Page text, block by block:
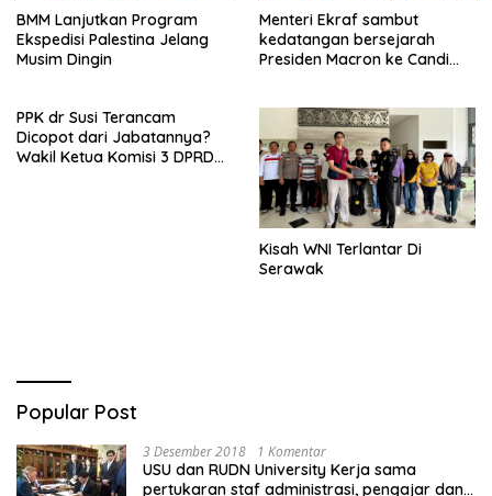
BMM Lanjutkan Program
Ekspedisi Palestina Jelang
Musim Dingin
Menteri Ekraf sambut
kedatangan bersejarah
Presiden Macron ke Candi
PPK dr Susi Terancam
Dicopot dari Jabatannya?
Wakil Ketua Komisi 3 DPRD
Kisah WNI Terlantar Di
Serawak
Popular Post
3 Desember 2018 1 Komentar
USU dan RUDN University Kerja sama
pertukaran staf administrasi, pengajar dan